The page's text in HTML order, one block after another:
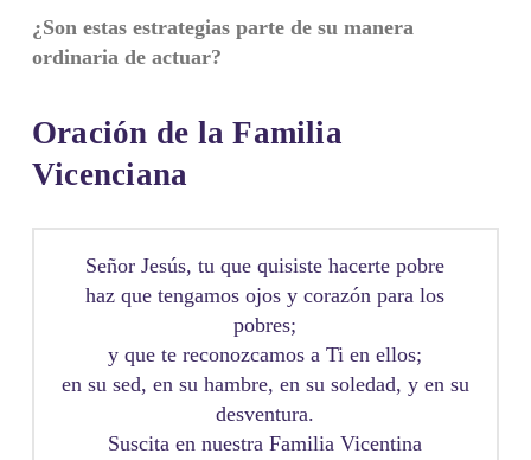
¿Son estas estrategias parte de su manera
ordinaria de actuar?
Oración de la Familia
Vicenciana
Señor Jesús, tu que quisiste hacerte pobre
haz que tengamos ojos y corazón para los
pobres;
y que te reconozcamos a Ti en ellos;
en su sed, en su hambre, en su soledad, y en su
desventura.
Suscita en nuestra Familia Vicentina